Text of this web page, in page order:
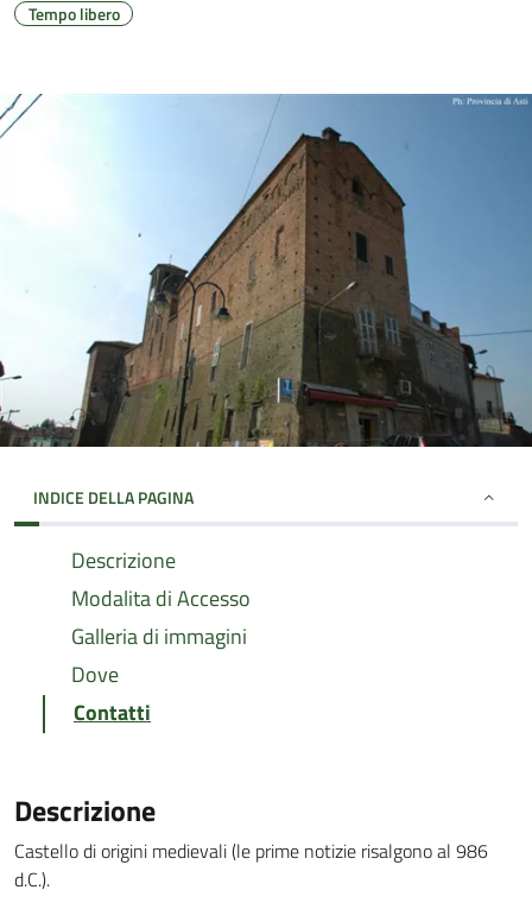
Tempo libero
INDICE DELLA PAGINA
Descrizione
Modalita di Accesso
Galleria di immagini
Dove
Contatti
Descrizione
Castello di origini medievali (le prime notizie risalgono al 986
d.C.).